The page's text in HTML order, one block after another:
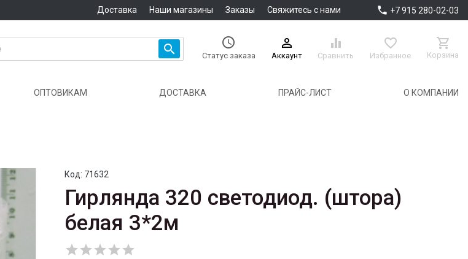
Доставка Наши магазины Заказы Свяжитесь с нами  +7 915 280-02-03
 
Статус заказа

Аккаунт

Сравнить

Избранное

Корзина
ОПТОВИКАМ ДОСТАВКА ПРАЙС-ЛИСТ О КОМПАНИИ
Код: 71632
Гирлянда 320 светодиод. (штора)
белая 3*2м
